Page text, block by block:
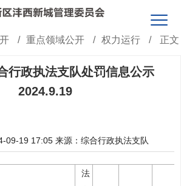
/ 重点领域公开 / 权力运行 / 正文
行政执法支队处罚信息公示
2024.9.19
09-19 17:05 来源：综合行政执法支队
法